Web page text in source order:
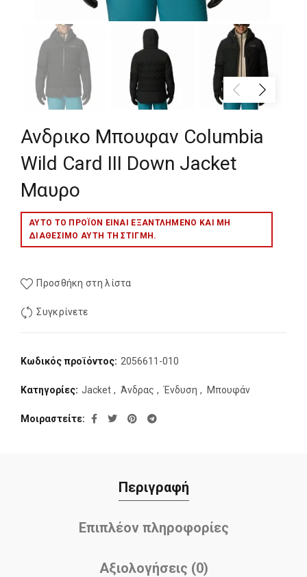
Ανδρικο Μπουφαν Columbia
Wild Card III Down Jacket
Μαυρο
ΑΥΤΌ ΤΟ ΠΡΟΪΌΝ ΕΊΝΑΙ ΕΞΑΝΤΛΗΜΈΝΟ ΚΑΙ ΜΉ
ΔΙΑΘΈΣΙΜΟ ΑΥΤΉ ΤΗ ΣΤΙΓΜΉ.
Προσθήκη στη λίστα
Συγκρίνετε
Κωδικός προϊόντος: 2056611-010
Κατηγορίες: Jacket , Άνδρας , Ένδυση , Μπουφάν
Μοιραστείτε
Περιγραφή
Επιπλέον πληροφορίες
Αξιολογήσεις (0)